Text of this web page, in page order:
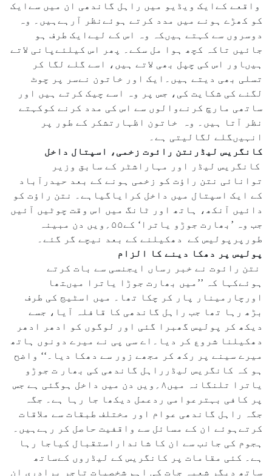
واقعے کےایک ویڈیو میں راہل گاندھی ان میں سےایک
کو کھڑے ہونے میں مدد کرتے ہوئےنظر آرہےہیں۔ وہ
دوسروں سے کہتے ہیںکہ وہ اس کے لیےایک طرف ہو
جائیں تاکہ کچھ ہوا مل سکے۔ پھر اس کیلئےپانی لاتے
ہیںاور اس کی چپل بھی لاتے ہیں، اسے گلے لگا کر
تسلی بھی دیتے ہیں۔ایک اور خاتون نےسر پر چوٹ
لگنے کی شکایت کی، جس پر وہ اسے چیک کرتے ہیں اور
ساتھی مارچ کرنےوالوں سے اس کی مدد کرنے کوکہتے
نظر آتا ہیں۔ وہ خاتون اظہارتشکر کے طور پر
انہیںگلے لگالیتی ہے۔
کانگریس لیڈرنتن رائوت زخمی، اسپتال داخل
کانگریس لیڈر اور مہاراشٹر کے سابق وزیر
توانائی نتن راؤت کو زخمی ہونے کے بعد حیدرآباد
کے ایک اسپتال میں داخل کرایاگیاہے۔ نتن راؤت کو
دائیں آنکھ، ہاتھ اور ٹانگ میں اس وقت چوٹیں آئیں
جب وہ ’بھارت جوڑو یاترا‘ کے۵۵؍ویں دن مبینہ
طورپرپولیس کے دھکیلنے کے بعد نیچے گر گئے۔
پولیس پر دھکا دینے کا الزام
نتن رائوت نے خبر رساں ایجنسی سے بات کرتے
ہوئےکہا کہ ’’میں بھارت جوڑا یاترا میںتھا
اورچارمینار پار کر چکا تھا۔ میں اسٹیج کی طرف
بڑھ رہا تھا جب راہل گاندھی کا قافلہ آیا، جسے
دیکھ کر پولیس گھبرا گئی اور لوگوں کو ادھر ادھر
دھکیلنا شروع کر دیا۔اے سی پی نے میرے دونوں ہاتھ
میرے سینے پر رکھ کر مجھے زور سے دھکا دیا۔‘‘ واضح
ہو کہ کانگریس لیڈرراہل گاندھی کی بھار ت جوڑو
یاترا تلنگانہ میں۸؍ویں دن میں داخل ہوگئی ہے جس
پر کافی بہترعوامی ردعمل دیکھا جا رہا ہے۔ جگہ
جگہ راہل گاندھی عوام اور مختلف طبقات سے ملاقات
کرتےہوئے ان کے مسائل سے واقفیت حاصل کر رہےہیں۔
ہجوم کی جانب سے ان کا شانداراستقبال کیاجا رہا
ہے۔ کئی مقامات پر کانگریس کے لیڈروں کےساتھ
ساتھ دیگر شعبہ جات کی اہم شخصیات تاجر برادری ان